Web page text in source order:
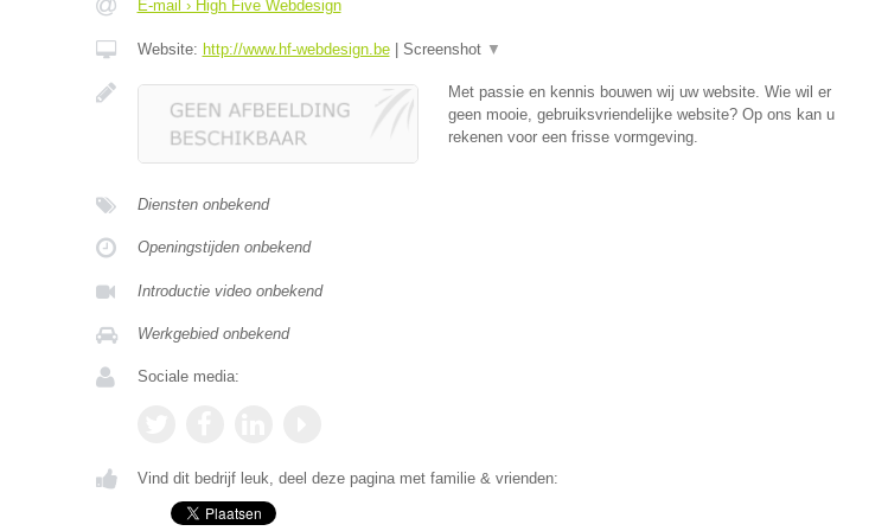
E-mail › High Five Webdesign
Website: http://www.hf-webdesign.be| Screenshot ▼
Met passie en kennis bouwen wij uw website. Wie wil er
geen mooie, gebruiksvriendelijke website? Op ons kan u
rekenen voor een frisse vormgeving.
Diensten onbekend
Openingstijden onbekend
Introductie video onbekend
Werkgebied onbekend
Sociale media:
Vind dit bedrijf leuk, deel deze pagina met familie & vrienden: